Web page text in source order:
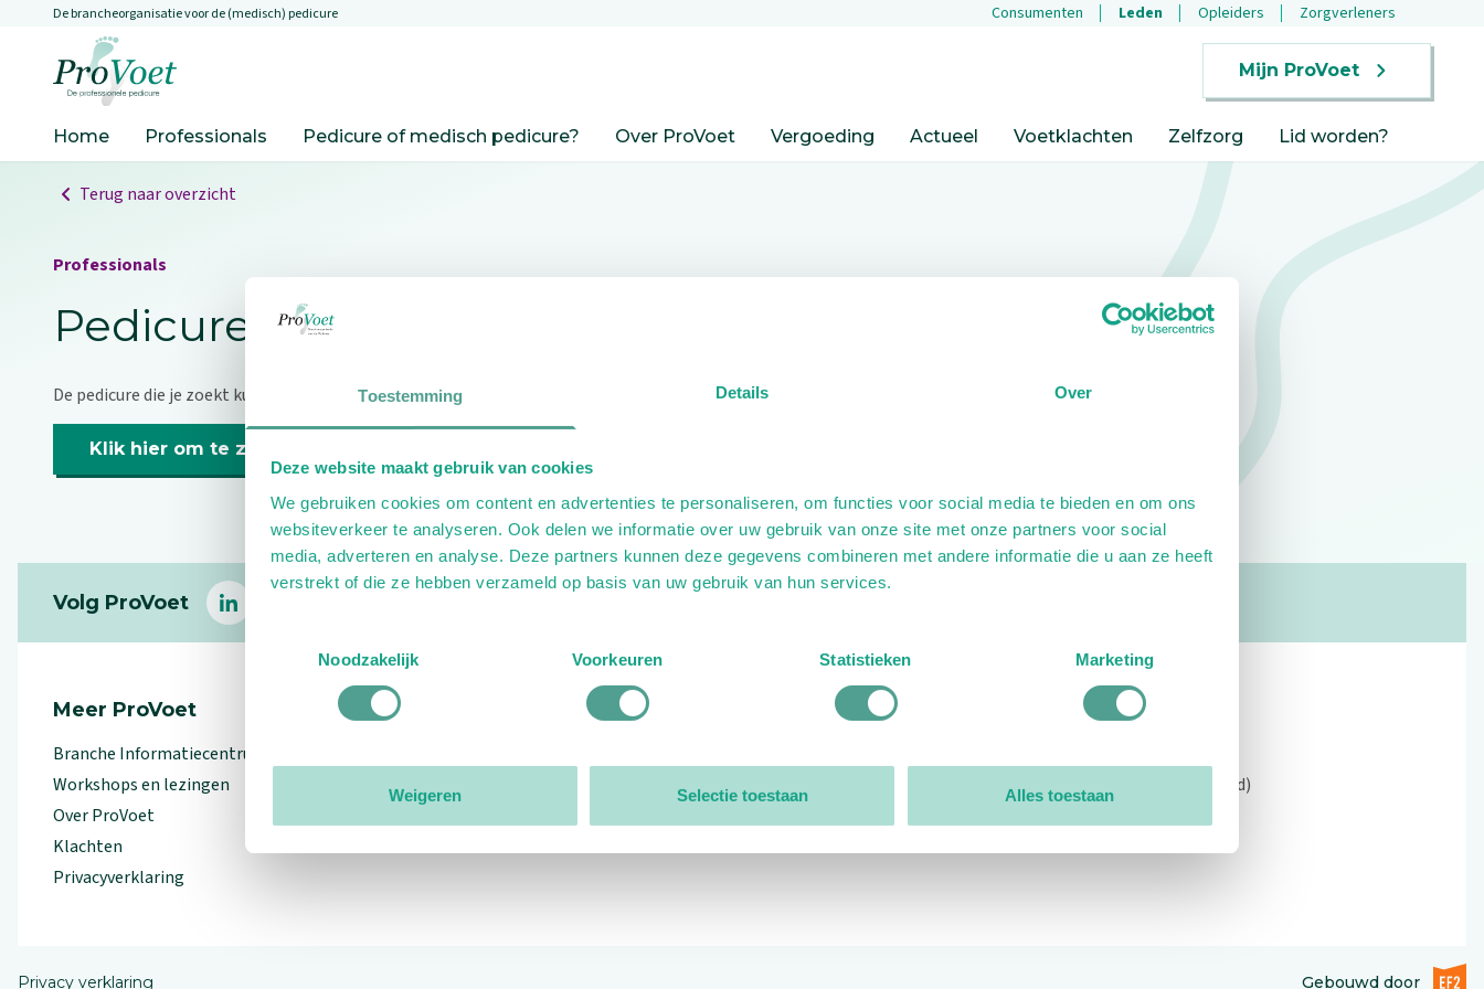
Toestemming Details Over
Deze website maakt gebruik van cookies
We gebruiken cookies om content en advertenties te personaliseren, om functies voor social media te bieden en om ons
websiteverkeer te analyseren. Ook delen we informatie over uw gebruik van onze site met onze partners voor social
media, adverteren en analyse. Deze partners kunnen deze gegevens combineren met andere informatie die u aan ze heeft
verstrekt of die ze hebben verzameld op basis van uw gebruik van hun services.
Noodzakelijk
Voorkeuren Statistieken Marketing
Weigeren Selectie toestaan Alles toestaan
Overslaan en naar de inhoud gaan
De brancheorganisatie voor de (medisch) pedicure Consumenten Leden Opleiders Zorgverleners
Mijn ProVoet
Home Professionals Pedicure of medisch pedicure? Over ProVoet Vergoeding Actueel Voetklachten Zelfzorg Lid worden?
Terug naar overzicht
Professionals
Pedicure niet gevonden
De pedicure die je zoekt kunnen we niet vinden.
Klik hier om te zoeken naar een andere pedicure.
Volg ProVoet
linkedin
Meer ProVoet
Branche Informatiecentrum
Workshops en lezingen
Over ProVoet
Klachten
Privacyverklaring
Organisatie
Open: 09:00 - 12:30 (alleen ochtend)
Privacy verklaring Gebouwd doorEF2